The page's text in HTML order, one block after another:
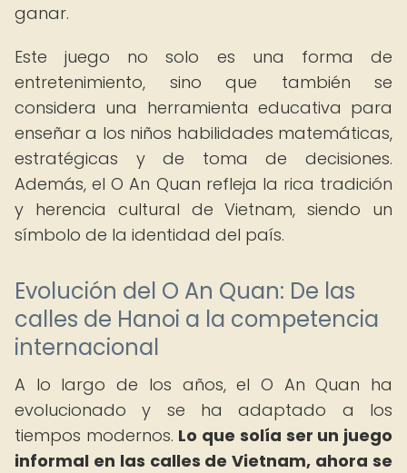
ganar.
Este juego no solo es una forma de
entretenimiento, sino que también se
considera una herramienta educativa para
enseñar a los niños habilidades matemáticas,
estratégicas y de toma de decisiones.
Además, el O An Quan refleja la rica tradición
y herencia cultural de Vietnam, siendo un
símbolo de la identidad del país.
Evolución del O An Quan: De las
calles de Hanoi a la competencia
internacional
A lo largo de los años, el O An Quan ha
evolucionado y se ha adaptado a los
tiempos modernos. Lo que solía ser un juego
informal en las calles de Vietnam, ahora se